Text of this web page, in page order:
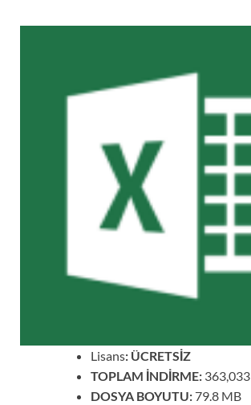
Lisans: ÜCRETSİZ
TOPLAM İNDİRME:363,033
DOSYA BOYUTU:79.8 MB